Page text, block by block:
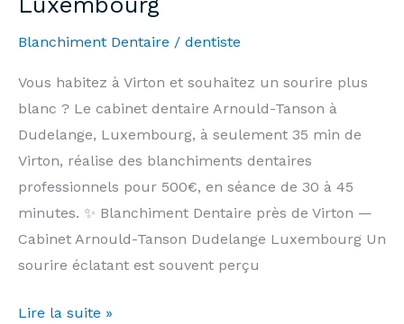
|
Arnould-
Tanson
Practice
Luxembourg
Blanchiment Dentaire / dentiste
Vous habitez à Virton et souhaitez un sourire plus
blanc ? Le cabinet dentaire Arnould-Tanson à
Dudelange, Luxembourg, à seulement 35 min de
Virton, réalise des blanchiments dentaires
professionnels pour 500€, en séance de 30 à 45
minutes. ✨ Blanchiment Dentaire près de Virton —
Cabinet Arnould-Tanson Dudelange Luxembourg Un
sourire éclatant est souvent perçu
Blanchiment
Lire la suite »